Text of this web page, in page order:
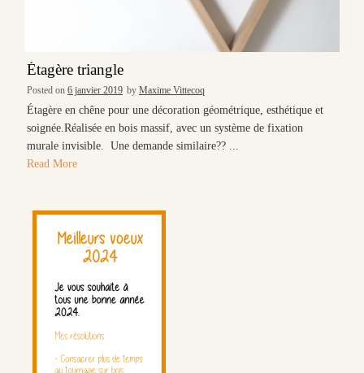
Étagère triangle
Posted on 6 janvier 2019 by Maxime Vittecoq
Étagère en chêne pour une décoration géométrique, esthétique et
soignée.Réalisée en bois massif, avec un système de fixation
murale invisible. Une demande similaire?? ...
Read More